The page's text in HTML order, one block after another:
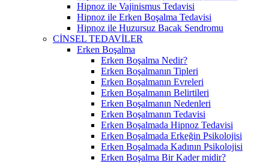
Hipnoz ile Vajinismus Tedavisi
Hipnoz ile Erken Boşalma Tedavisi
Hipnoz ile Huzursuz Bacak Sendromu
CİNSEL TEDAVİLER
Erken Boşalma
Erken Boşalma Nedir?
Erken Boşalmanın Tipleri
Erken Boşalmanın Evreleri
Erken Boşalmanın Belirtileri
Erken Boşalmanın Nedenleri
Erken Boşalmanın Tedavisi
Erken Boşalmada Hipnoz Tedavisi
Erken Boşalmada Erkeğin Psikolojisi
Erken Boşalmada Kadının Psikolojisi
Erken Boşalma Bir Kader midir?